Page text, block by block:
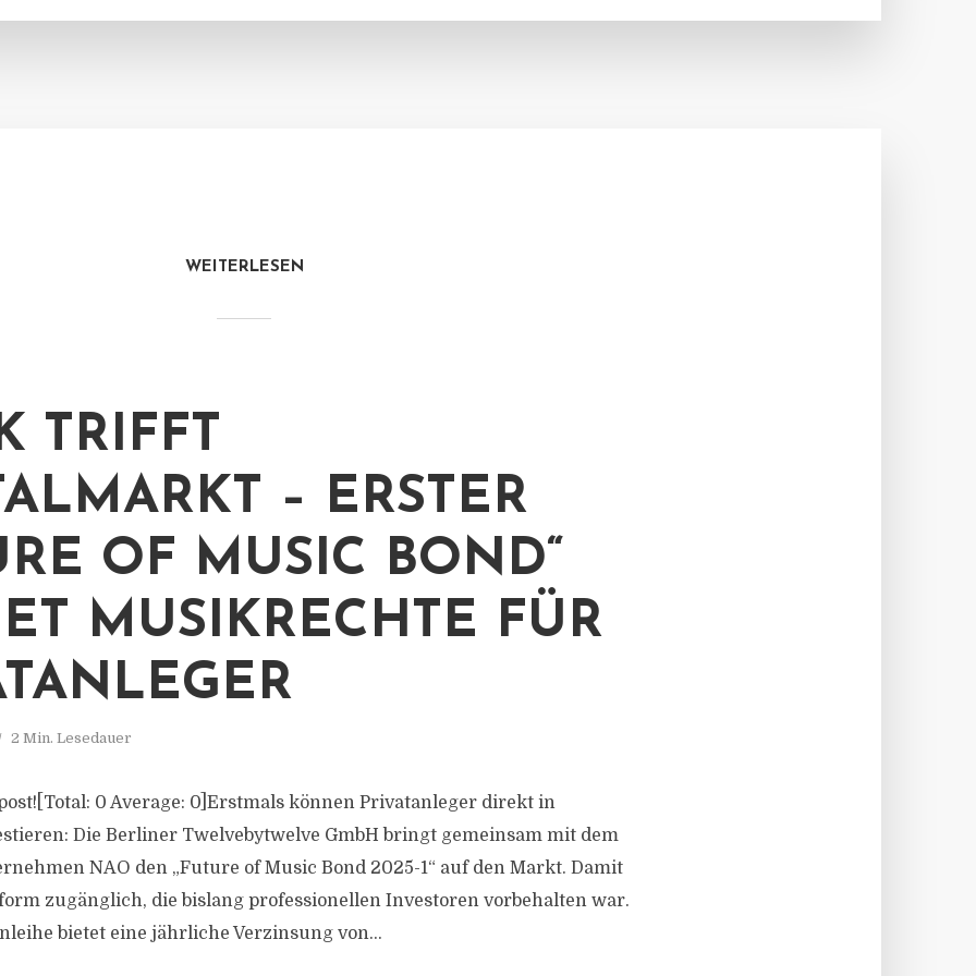
WEITERLESEN
TRIFFT
– ERSTER
OF MUSIC BOND“
MUSIKRECHTE FÜR
2 Min. Lesedauer
0 Average: 0]Erstmals können Privatanleger direkt in
Die Berliner Twelvebytwelve GmbH bringt gemeinsam mit dem
NAO den „Future of Music Bond 2025-1“ auf den Markt. Damit
zugänglich, die bislang professionellen Investoren vorbehalten war.
bietet eine jährliche Verzinsung von...